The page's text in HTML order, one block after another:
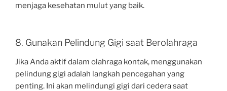
menjaga kesehatan mulut yang baik.
8. Gunakan Pelindung Gigi saat Berolahraga
Jika Anda aktif dalam olahraga kontak, menggunakan
pelindung gigi adalah langkah pencegahan yang
penting. Ini akan melindungi gigi dari cedera saat